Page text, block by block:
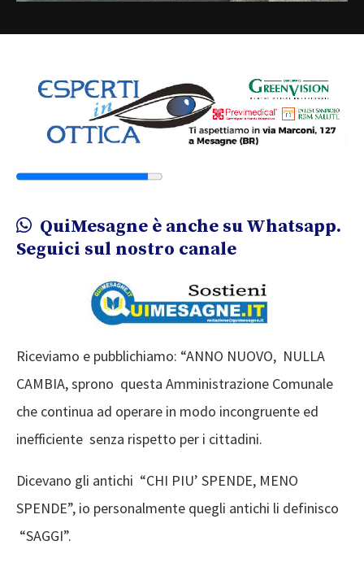
QuiMesagne è anche su Whatsapp.
Seguici sul nostro canale
Riceviamo e pubblichiamo: “ANNO NUOVO, NULLA
CAMBIA, sprono questa Amministrazione Comunale
che continua ad operare in modo incongruente ed
inefficiente senza rispetto per i cittadini.
Dicevano gli antichi “CHI PIU’ SPENDE, MENO
SPENDE”, io personalmente quegli antichi li definisco
“SAGGI”.